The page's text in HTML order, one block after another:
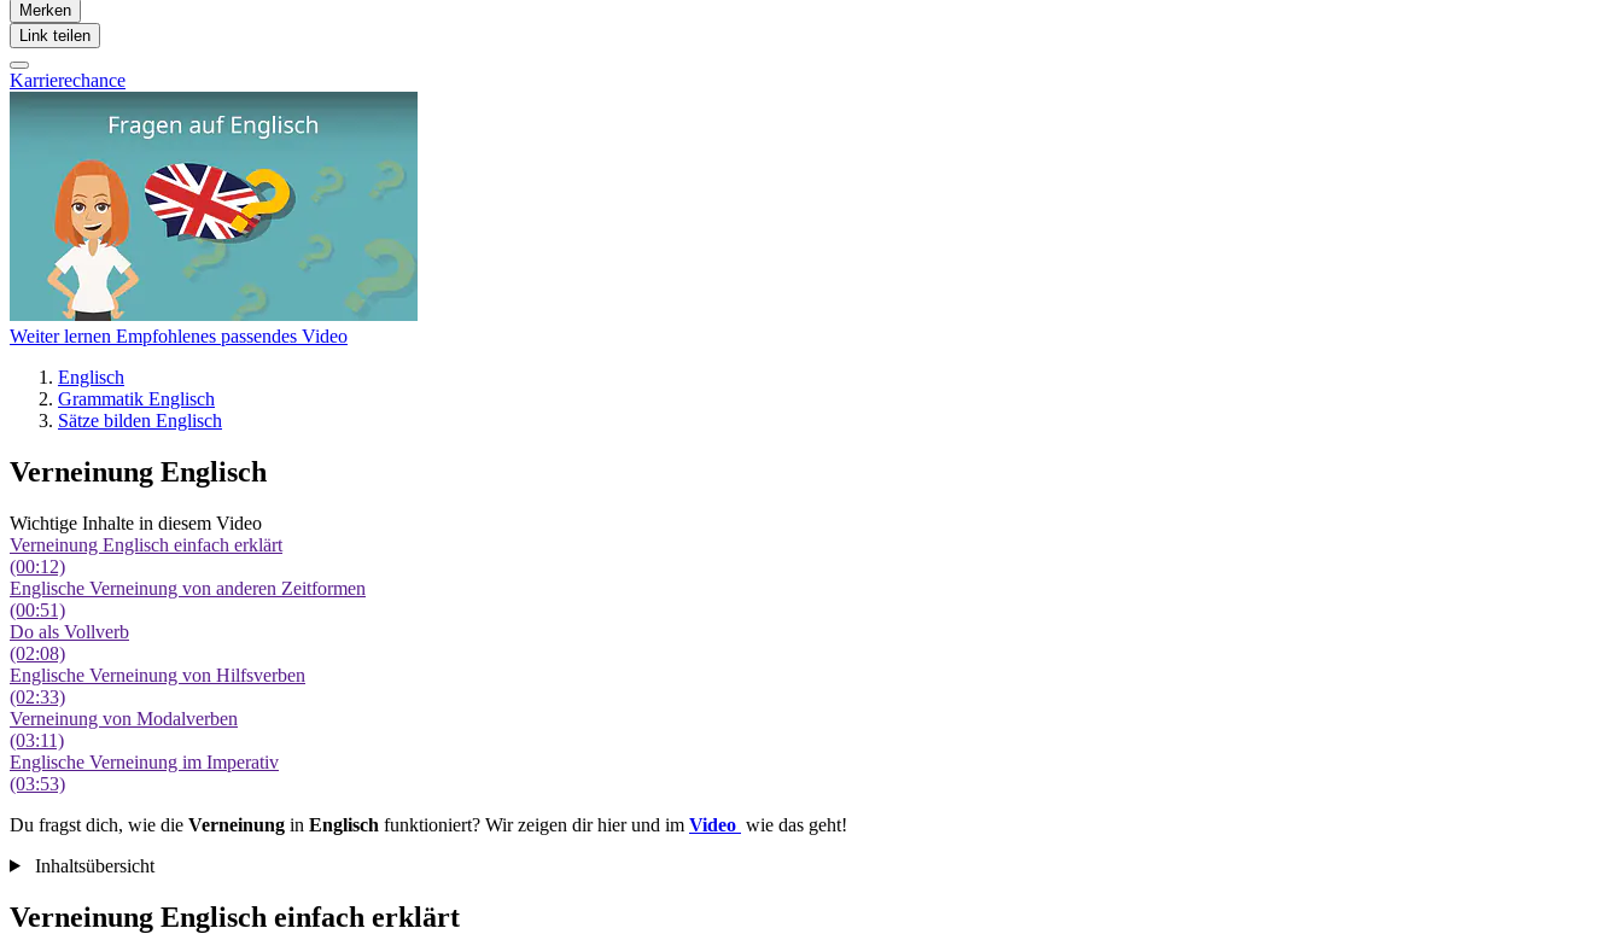
Merken
Link teilen
Karrierechance
Weiter lernen Empfohlenes passendes Video
Englisch
Grammatik Englisch
Sätze bilden Englisch
Verneinung Englisch
Wichtige Inhalte in diesem Video
Verneinung Englisch einfach erklärt
(00:12)
Englische Verneinung von anderen Zeitformen
(00:51)
Do als Vollverb
(02:08)
Englische Verneinung von Hilfsverben
(02:33)
Verneinung von Modalverben
(03:11)
Englische Verneinung im Imperativ
(03:53)
Du fragst dich, wie die Verneinung in Englisch funktioniert? Wir zeigen dir hier und im Video wie das geht!
Inhaltsübersicht
Verneinung Englisch einfach erklärt